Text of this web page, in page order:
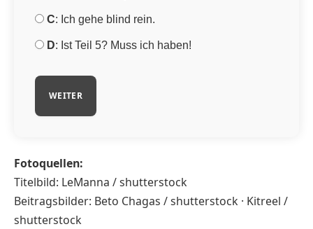
C: Ich gehe blind rein.
D: Ist Teil 5? Muss ich haben!
WEITER
Fotoquellen:
Titelbild: LeManna / shutterstock
Beitragsbilder: Beto Chagas / shutterstock · Kitreel /
shutterstock